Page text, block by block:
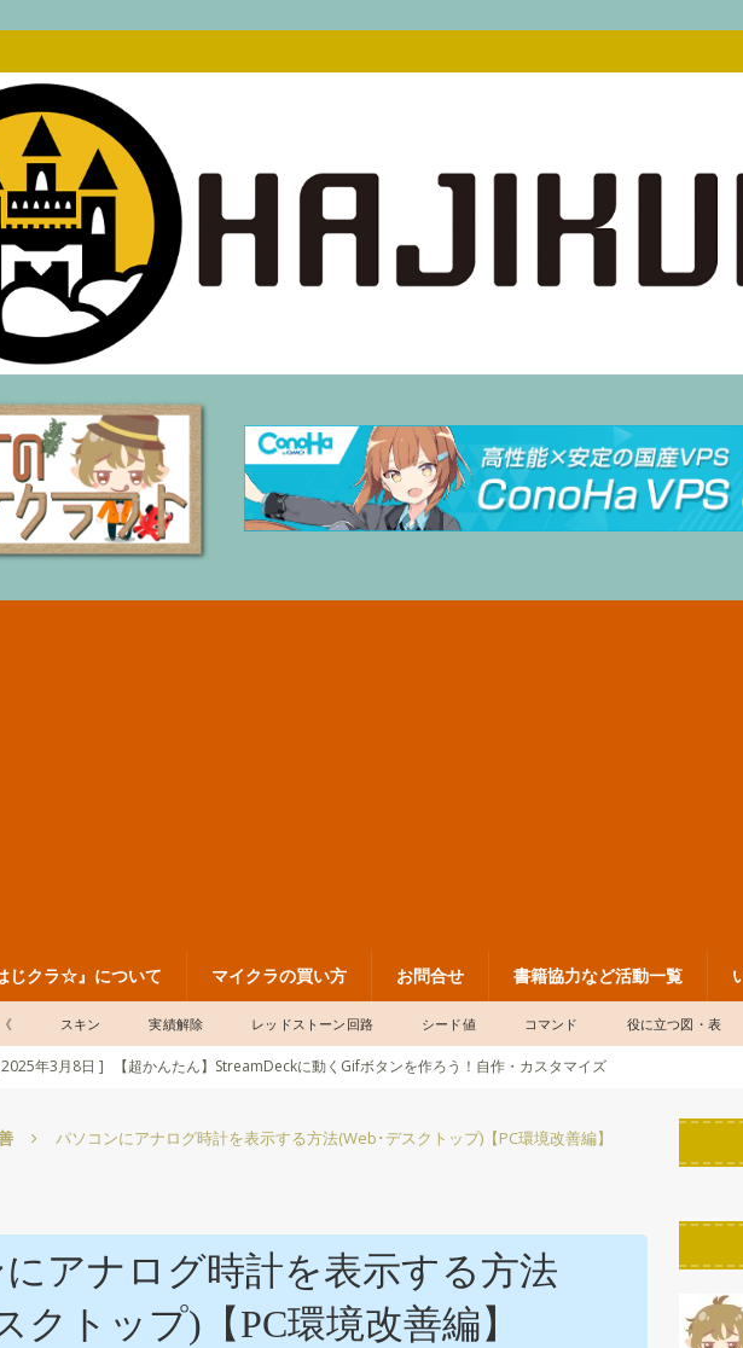
じクラ☆』について マイクラの買い方 お問合せ 書籍協力など活動一覧
スキン 実績解除 レッドストーン回路 シード値 コマンド 役に立つ図・表
年3月8日 ]
【超かんたん】StreamDeckに動くGifボタンを作ろう！自作・カスタマイズ
年3月1日 ] 【超かんたん！】StreamDeckのボタンの作り方！「KeyCreator」使い方解説
年2月22日 ] 【超かんたん】StreamDeckのスクリーンセーバーを作ろう！自作・カスタマ
ズpart1【screensaver徹底解説】【ELGATO】
PC環境改善
年2月15日 ]
【図表でわかる！】StreamDeck各種の画像の解像度とサイズまとめ
パソコンにアナログ時計を表示する方法(Web･デスクトップ)【PC環境改善編】
アナログ時計を表示する方法
クトップ)【PC環境改善編】